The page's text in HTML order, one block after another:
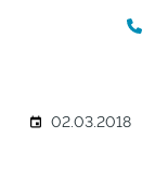
02.03.2018